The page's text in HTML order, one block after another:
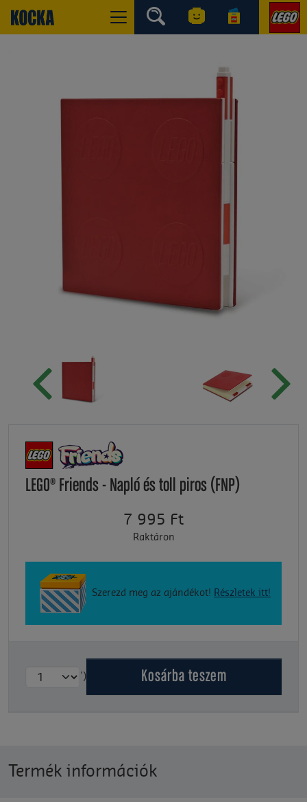
LEGO® Friends - Napló és toll piros (FNP)
7 995 Ft
Raktáron
Szerezd meg az ajándékot! Részletek itt!
') Kosárba teszem
Termék információk